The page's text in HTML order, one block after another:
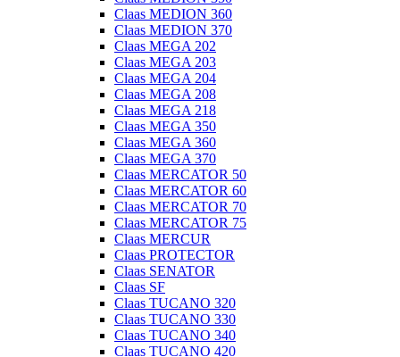
Claas MEDION 360
Claas MEDION 370
Claas MEGA 202
Claas MEGA 203
Claas MEGA 204
Claas MEGA 208
Claas MEGA 218
Claas MEGA 350
Claas MEGA 360
Claas MEGA 370
Claas MERCATOR 50
Claas MERCATOR 60
Claas MERCATOR 70
Claas MERCATOR 75
Claas MERCUR
Claas PROTECTOR
Claas SENATOR
Claas SF
Claas TUCANO 320
Claas TUCANO 330
Claas TUCANO 340
Claas TUCANO 420